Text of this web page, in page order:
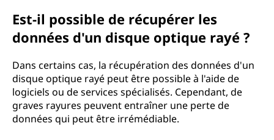
Est-il possible de récupérer les
données d'un disque optique rayé ?
Dans certains cas, la récupération des données d'un
disque optique rayé peut être possible à l'aide de
logiciels ou de services spécialisés. Cependant, de
graves rayures peuvent entraîner une perte de
données qui peut être irrémédiable.